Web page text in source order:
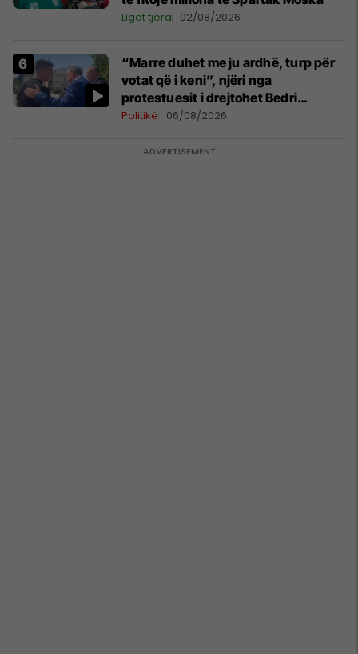
Ligat tjera 02/08/2026
“Marre duhet me ju ardhë, turp për
votat që i keni”, njëri nga
protestuesit i drejtohet Bedri
Hamzës
Politikë 06/08/2026